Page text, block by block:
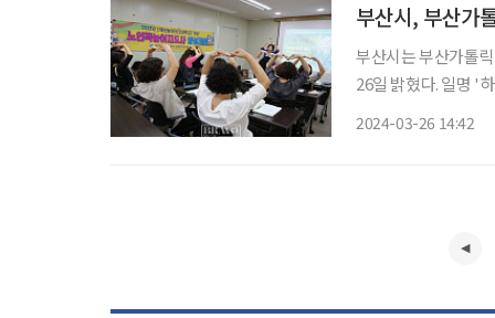
부산시, 부산가
부산시는 부산가톨
26일 밝혔다. 일명 '하하(HAHA, Happy Aging Healthy Aging) 캠퍼스’로, 여가·문화와 학
2024-03-26 14:42